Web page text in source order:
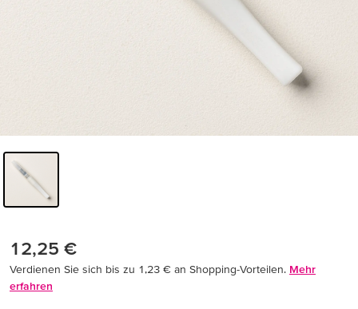
12,25 €
Verdienen Sie sich bis zu 1,23 € an Shopping-Vorteilen. Mehr
erfahren